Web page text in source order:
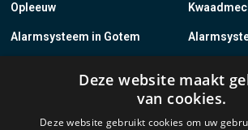
Opleeuw
Alarmsysteem in Gotem
Deze website maakt
van cookies.
Deze website gebruikt cookies om uw